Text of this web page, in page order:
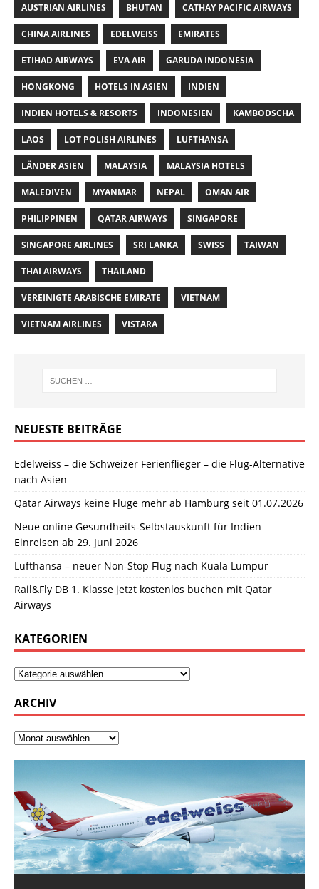
AUSTRIAN AIRLINES BHUTAN CATHAY PACIFIC AIRWAYS
CHINA AIRLINES EDELWEISS EMIRATES
ETIHAD AIRWAYS EVA AIR GARUDA INDONESIA
HONGKONG HOTELS IN ASIEN INDIEN
INDIEN HOTELS & RESORTS INDONESIEN KAMBODSCHA
LAOS LOT POLISH AIRLINES LUFTHANSA
LÄNDER ASIEN MALAYSIA MALAYSIA HOTELS
MALEDIVEN MYANMAR NEPAL OMAN AIR
PHILIPPINEN QATAR AIRWAYS SINGAPORE
SINGAPORE AIRLINES SRI LANKA SWISS TAIWAN
THAI AIRWAYS THAILAND
VEREINIGTE ARABISCHE EMIRATE VIETNAM
VIETNAM AIRLINES VISTARA
NEUESTE BEITRÄGE
Edelweiss – die Schweizer Ferienflieger – die Flug-Alternative
nach Asien
Qatar Airways keine Flüge mehr ab Hamburg seit 01.07.2026
Neue online Gesundheits-Selbstauskunft für Indien
Einreisen ab 29. Juni 2026
Lufthansa – neuer Non-Stop Flug nach Kuala Lumpur
Rail&Fly DB 1. Klasse jetzt kostenlos buchen mit Qatar
Airways
KATEGORIEN
ARCHIV